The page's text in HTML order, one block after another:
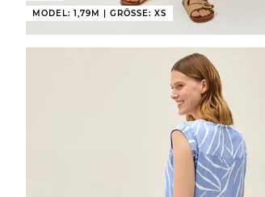
MODEL: 1,79M | GRÖSSE: XS